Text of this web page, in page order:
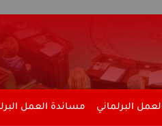
البرلماني مساندة العمل